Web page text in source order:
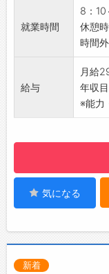
製品
【社
食堂
個人
冷蔵庫
就業時間
8：10
休憩
時間
給与
月給
年収
※能力
気になる
新着